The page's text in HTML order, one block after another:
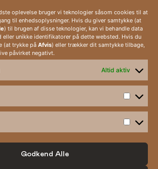
oplevelse bruger vi teknologier såsom cookies til at
til enhedsoplysninger. Hvis du giver samtykke (at
) til brugen af disse teknologier, kan vi behandle data
unikke identifikatorer på dette websted. Hvis du
(at trykke på Afvis) eller trækker dit samtykke tilbage,
påvirket negativt.
Altid aktiv
Godkend Alle